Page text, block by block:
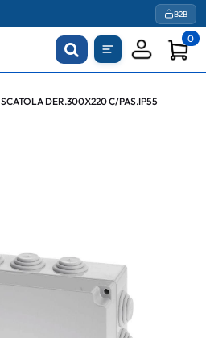
B2B
0
SCATOLA DER.300X220 C/PAS.IP55